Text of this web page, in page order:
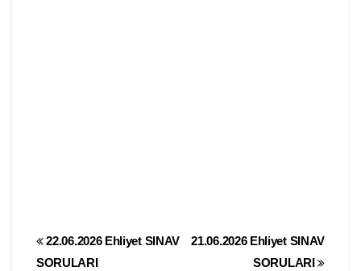
Yazı
21.06.2026 Ehliyet SINAV
SORULARI
22.06.2026 Ehliyet SINAV
SORULARI